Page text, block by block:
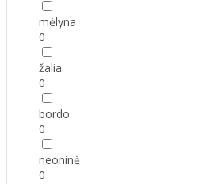
mėlyna
0
žalia
0
bordo
0
neoninė
0